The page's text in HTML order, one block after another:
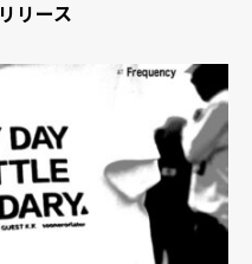
リース